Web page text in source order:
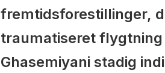
fremtidsforestillinger,
traumatiseret
Ghasemiyani stadig